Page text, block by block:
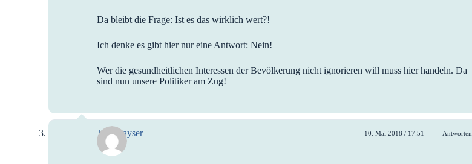
Da bleibt die Frage: Ist es das wirklich wert?!
Ich denke es gibt hier nur eine Antwort: Nein!
Wer die gesundheitlichen Interessen der Bevölkerung nicht ignorieren will muss hier handeln. Da
sind nun unsere Politiker am Zug!
Jörg Kayser 10. Mai 2018 / 17:51 Antworten